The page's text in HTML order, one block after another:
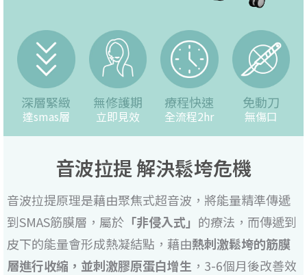
深層緊緻
達smas層
無修護期
立即見效
療程快速
全流程2hr
免動刀
無傷口
音波拉提 解決鬆垮危機
音波拉提原理是藉由聚焦式超音波，將能量精準傳遞
到SMAS筋膜層，屬於 「非侵入式」 的療法，而傳遞到
皮下的能量會形成熱凝結點，藉由熱刺激鬆垮的筋膜
層進行收縮，並刺激膠原蛋白增生 ，3-6個月後改善效